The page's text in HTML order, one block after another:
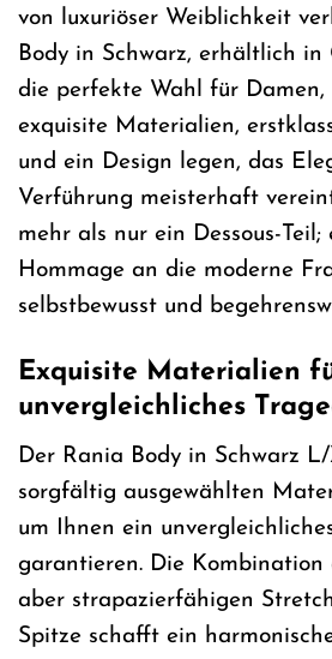
von luxuriöser Weiblichkeit
Body in Schwarz, erhältlich
die perfekte Wahl für
exquisite Materialien,
und ein Design legen, das
Verführung meisterhaft
mehr als nur ein Dessous-Teil;
Hommage an die moderne
selbstbewusst und
Exquisite Materialien
unvergleichliches
Der Rania Body in Schwarz
sorgfältig ausgewählten
um Ihnen ein
garantieren. Die Kombination
aber strapazierfähigen
Spitze schafft ein